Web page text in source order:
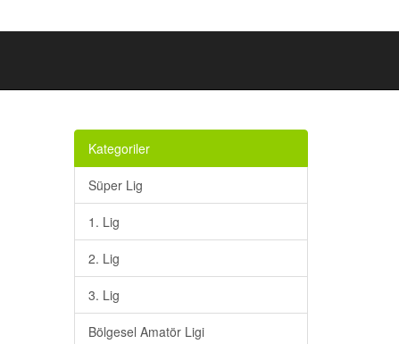
Kategoriler
Süper Lig
1. Lig
2. Lig
3. Lig
Bölgesel Amatör Ligi